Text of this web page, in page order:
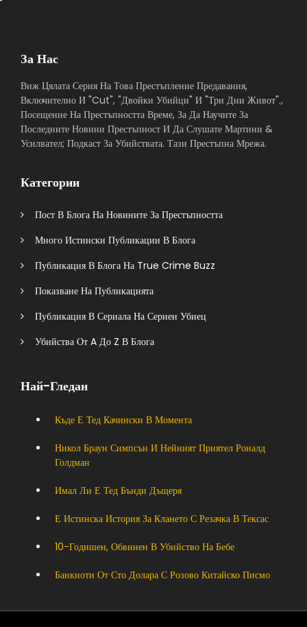
За Нас
Виж Цялата Серия На Това Престъпление Предавания,
Включително И "Cut", "Двойки Убийци" И "Три Дни Живот".,
Посещение На Престъпността Време, За Да Научите За
Последните Новини Престъпност И Да Слушате Мартини &
Усилвател; Подкаст За Убийствата. Тази Престъпна Мрежа.
Категории
Пост В Блога На Новините За Престъпността
Много Истински Публикации В Блога
Публикация В Блога На True Crime Buzz
Показване На Публикацията
Публикация В Сериала На Сериен Убиец
Убийства От A До Z В Блога
Най-Гледан
Къде Е Тед Качински В Момента
Никол Браун Симпсън И Нейният Приятел Роналд
Голдман
Имал Ли Е Тед Бънди Дъщеря
Е Истинска История За Клането С Резачка В Тексас
10-Годишен, Обвинен В Убийство На Бебе
Банкноти От Сто Долара С Розово Китайско Писмо